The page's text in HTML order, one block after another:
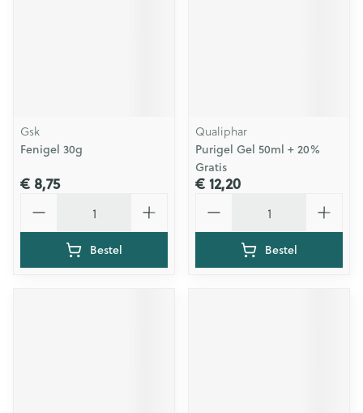
Gsk
Fenigel 30g
€ 8,75
Bestel
Qualiphar
Purigel Gel 50ml + 20%
Gratis
€ 12,20
Bestel